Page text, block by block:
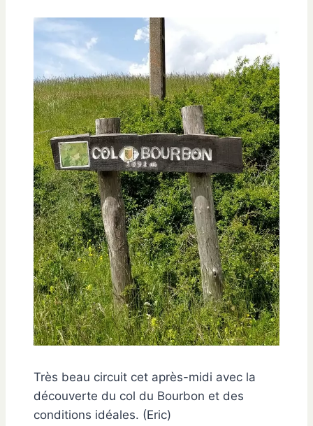
Très beau circuit cet après-midi avec la
découverte du col du Bourbon et des
conditions idéales. (Eric)